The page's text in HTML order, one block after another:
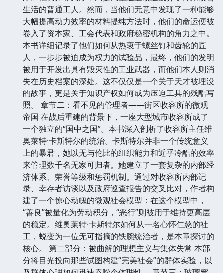
生活的普通工人。然而，当他们无意中发现了一种能够
大幅提高动力效率的材料提纯方法时，他们的命运便被
卷入了资本家、工会代表和政府秘密机构的角力之中。
本书详细记录了他们如何从热衷于螺丝钉和齿轮的匠
人，一步步被迫成为权力的试验品，最终，他们的发明
被用于开发出具有毁灭性的工业武器，而他们本人则消
失在历史档案的深处。这不仅仅是一个关于天才被埋没
的故事，更是关于知识产权如何成为压迫工具的残酷写
照。 章节二：看不见的管理者——街区收容所的微观
帝国 在战后重建的背景下，一座大型城市收容所成了
一个独立的“国中之国”。本书深入剖析了收容所主任维
奥莱特·卡斯特尔的统治。卡斯特尔并非一个传统意义
上的暴君，她以无与伦比的组织能力和近乎冷酷的效率
来管理数千名无家可归者。她建立了一套复杂的内部经
济体系、荣誉等级和惩罚机制。通过对收容所内部记
录、幸存者访谈以及政府巡查报告的交叉比对，作者构
建了一个惊心动魄的微观社会模型：在这个模型中，
“善良”被量化为劳动积分，“恶行”则被用于维持更高层
的稳定。维奥莱特·卡斯特尔如何从一名心怀仁慈的社
工，蜕变为一位无可指摘的铁腕统治者，是本章探讨的
核心。 第二部分：被曲解的理想主义与集体失常 本部
分将目光投向那些试图构建“完美社会”的群体实验，以